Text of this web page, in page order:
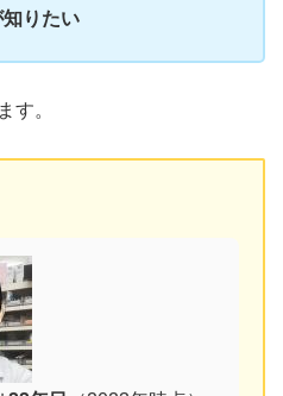
りたい
す。